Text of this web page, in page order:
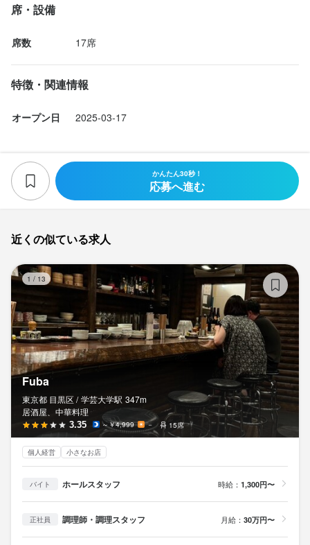
席・設備
席数 17席
特徴・関連情報
オープン日 2025-03-17
かんたん30秒！
応募へ進む
近くの似ている求人
1 / 13
Fuba
東京都 目黒区 / 学芸大学駅 347m
居酒屋、中華料理
3.35 ～￥4,999 － 15席
個人経営 小さなお店
バイト ホールスタッフ 時給： 1,300円〜
正社員 調理師・調理スタッフ 月給： 30万円〜
活かし、さらに成長できる環境で、ぜひ一緒に働きましょう。ご
店名
勤務地
東京都目黒区上目黒1-13-6 Mieux中目黒 1F
株式会社老李グループ・ジャパン
最終更新日2026/04/16